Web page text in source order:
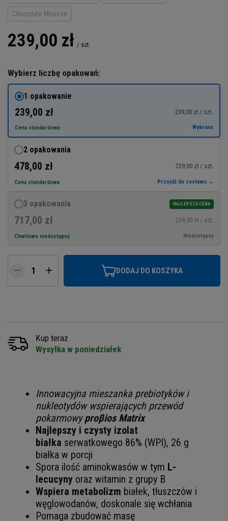
Chocolate Mousse
239,00 zł / szt.
Wybierz liczbę opakowań:
1 opakowanie
239,00 zł 239,00 zł / szt.
Cena standardowa Wybrano
2 opakowania
478,00 zł 239,00 zł / szt.
Cena standardowa Przejdź do zestawu →
NAJLEPSZA CENA
3 opakowania
717,00 zł 239,00 zł / szt.
Chwilowo niedostępny Niedostępny
DODAJ DO KOSZYKA
Kup teraz
Wysyłka w poniedziałek
Innowacyjna mieszanka prebiotyków i
nukleotydów wspierających przewód
pokarmowy proβios Matrix
Najlepszy i czysty izolat
białka serwatkowego 86% (WPI), 26 g
białka w porcji
Spora ilość aminokwasów w tym L-
lecucyny oraz witamin z grupy B
Wspiera metabolizm białek, tłuszczów i
węglowodanów, doskonale się wchłania
Pomaga zbudować masę